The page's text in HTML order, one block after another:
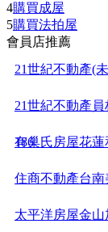
4購買成屋
5購買法拍屋
會員店推薦
21世紀不動產(
21世紀不動產
186
有巢氏房屋花
住商不動產台
太平洋房屋金